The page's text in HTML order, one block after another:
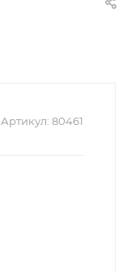
Артикул: 80461